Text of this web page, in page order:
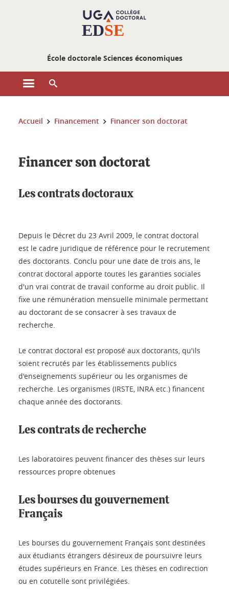
École doctorale Sciences économiques
Ouvrir le menu principal
Vous êtes ici :
Accueil Financement Financer son doctorat
Financer son doctorat
Les contrats doctoraux
Depuis le Décret du 23 Avril 2009, le contrat doctoral
est le cadre juridique de référence pour le recrutement
des doctorants. Conclu pour une date de trois ans, le
contrat doctoral apporte toutes les garanties sociales
d'un vrai contrat de travail conforme au droit public. Il
fixe une rémunération mensuelle minimale permettant
au doctorant de se consacrer à ses travaux de
recherche.
Le contrat doctoral est proposé aux doctorants, qu'ils
soient recrutés par les établissements publics
d'enseignements supérieur ou les organismes de
recherche. Les organismes (IRSTE, INRA etc.) financent
chaque année des doctorants.
Les contrats de recherche
Les laboratoires peuvent financer des thèses sur leurs
ressources propre obtenues
Les bourses du gouvernement
Français
Les bourses du gouvernement Français sont destinées
aux étudiants étrangers désireux de poursuivre leurs
études supérieurs en France. Les thèses en codirection
ou en cotutelle sont privilégiées.